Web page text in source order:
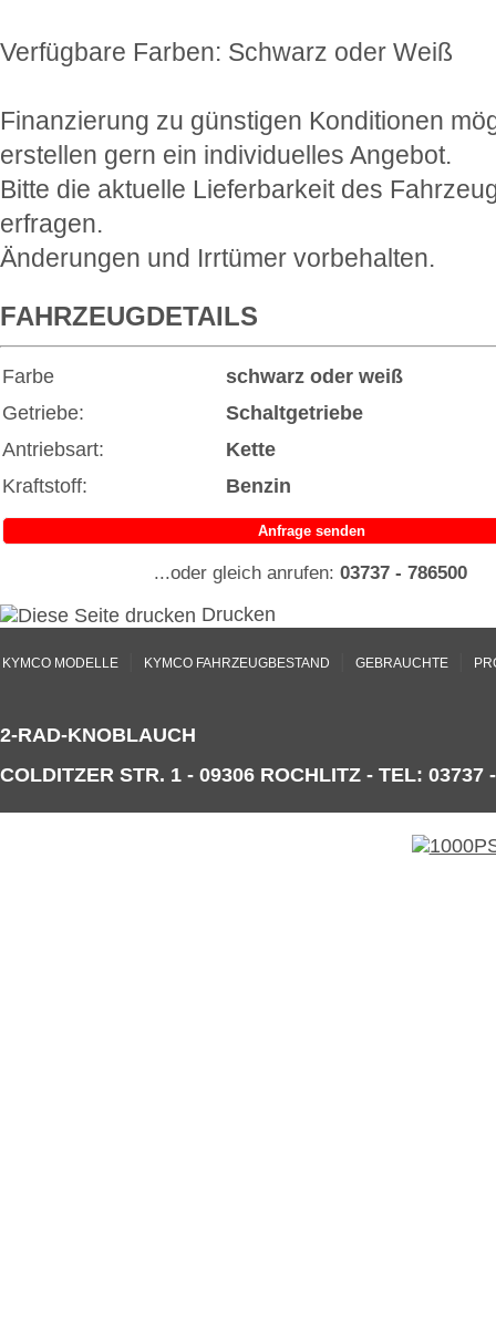
Verfügbare Farben: Schwarz oder Weiß
Finanzierung zu günstigen Konditionen
erstellen gern ein individuelles Angebot.
Bitte die aktuelle Lieferbarkeit des
erfragen.
Änderungen und Irrtümer vorbehalten.
FAHRZEUGDETAILS
Farbe
schwarz oder weiß
Getriebe:
Schaltgetriebe
Antriebsart:
Kette
Kraftstoff:
Benzin
Anfrage senden
...oder gleich anrufen: 03737 - 786500
Drucken
KYMCO MODELLE KYMCO FAHRZEUGBESTAND GEBRAUCHTE
2-RAD-KNOBLAUCH
COLDITZER STR. 1 - 09306 ROCHLITZ - TEL: 03737